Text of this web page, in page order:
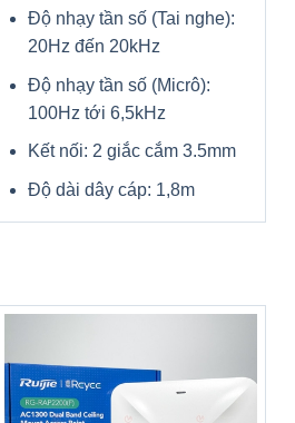
Độ nhạy tần số (Tai nghe):
20Hz đến 20kHz
Độ nhạy tần số (Micrô):
100Hz tới 6,5kHz
Kết nối: 2 giắc cắm 3.5mm
Độ dài dây cáp: 1,8m